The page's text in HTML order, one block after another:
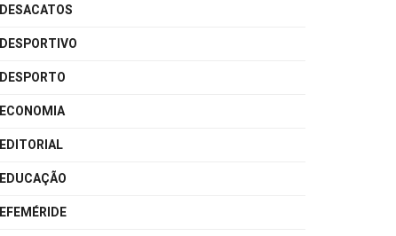
DESACATOS
DESPORTIVO
DESPORTO
ECONOMIA
EDITORIAL
EDUCAÇÃO
EFEMÉRIDE